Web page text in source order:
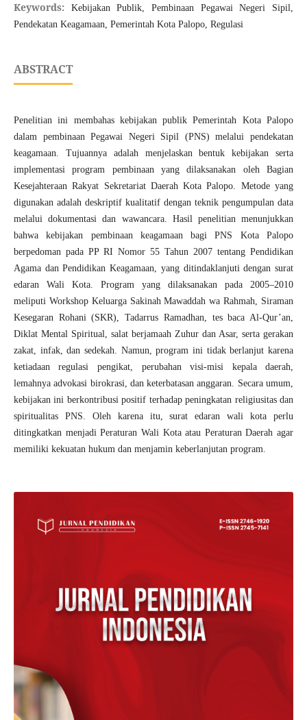
Keywords:
Kebijakan Publik, Pembinaan Pegawai Negeri Sipil,
Pendekatan Keagamaan, Pemerintah Kota Palopo, Regulasi
ABSTRACT
Penelitian ini membahas kebijakan publik Pemerintah Kota Palopo
dalam pembinaan Pegawai Negeri Sipil (PNS) melalui pendekatan
keagamaan. Tujuannya adalah menjelaskan bentuk kebijakan serta
implementasi program pembinaan yang dilaksanakan oleh Bagian
Kesejahteraan Rakyat Sekretariat Daerah Kota Palopo. Metode yang
digunakan adalah deskriptif kualitatif dengan teknik pengumpulan data
melalui dokumentasi dan wawancara. Hasil penelitian menunjukkan
bahwa kebijakan pembinaan keagamaan bagi PNS Kota Palopo
berpedoman pada PP RI Nomor 55 Tahun 2007 tentang Pendidikan
Agama dan Pendidikan Keagamaan, yang ditindaklanjuti dengan surat
edaran Wali Kota. Program yang dilaksanakan pada 2005–2010
meliputi Workshop Keluarga Sakinah Mawaddah wa Rahmah, Siraman
Kesegaran Rohani (SKR), Tadarrus Ramadhan, tes baca Al-Qur’an,
Diklat Mental Spiritual, salat berjamaah Zuhur dan Asar, serta gerakan
zakat, infak, dan sedekah. Namun, program ini tidak berlanjut karena
ketiadaan regulasi pengikat, perubahan visi-misi kepala daerah,
lemahnya advokasi birokrasi, dan keterbatasan anggaran. Secara umum,
kebijakan ini berkontribusi positif terhadap peningkatan religiusitas dan
spiritualitas PNS. Oleh karena itu, surat edaran wali kota perlu
ditingkatkan menjadi Peraturan Wali Kota atau Peraturan Daerah agar
memiliki kekuatan hukum dan menjamin keberlanjutan program.